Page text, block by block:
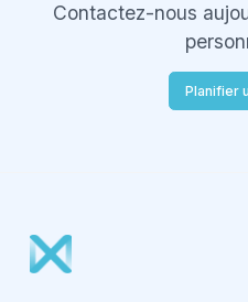
Contactez-nous
Planifier